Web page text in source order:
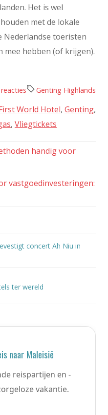
Het is wel
met de lokale
Nederlandse toeristen
mee hebben (of krijgen).
Genting Highlands
World Hotel, Genting,
, Vliegtickets
handig voor
vastgoedinvesteringen:
concert Ah Niu in
ter wereld
naar Maleisië
reispartijen en -
vakantie.